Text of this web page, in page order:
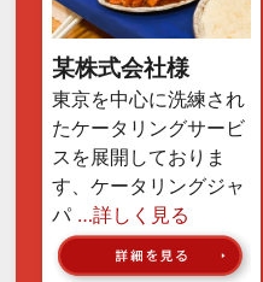
某株式会社様
東京を中心に洗練され
たケータリングサービ
スを展開しておりま
す、ケータリングジャ
パ …詳しく見る